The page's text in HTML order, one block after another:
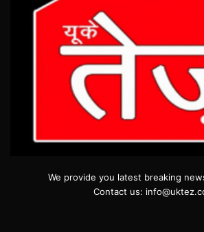
We provide you latest breaking
Contact us: